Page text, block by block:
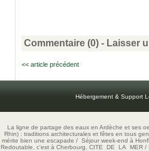
Commentaire (0) - Laisser
<< article précédent
Hébergement & Support
La ligne de partage des eaux en Ardèche et ses
Rhin) : traditions architecturales et fêtes en tous
mérite bien une escapade/Séjour week-end à
Redoutable, c'est à Cherbourg, CITE DE LA MER/